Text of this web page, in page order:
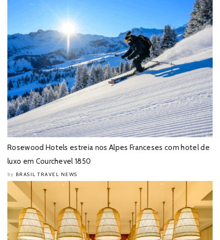
Rosewood Hotels estreia nos Alpes Franceses com hotel de
luxo em Courchevel 1850
by BRASIL TRAVEL NEWS